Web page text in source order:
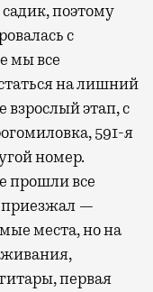
поэтому
с
мы все
на лишний
этап, с
591-я
номер.
прошли все
приезжал —
места, но на
первая